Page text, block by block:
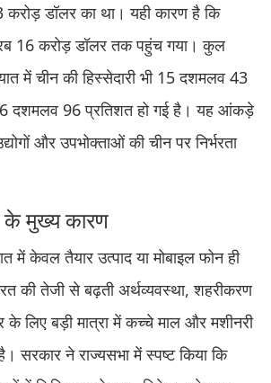
डॉलर का था। यही कारण है कि
16 करोड़ डॉलर तक पहुंच गया। कुल
में चीन की हिस्सेदारी भी 15 दशमलव 43
दशमलव 96 प्रतिशत हो गई है। यह आंकड़े
और उपभोक्ताओं की चीन पर निर्भरता
के मुख्य कारण
में केवल तैयार उत्पाद या मोबाइल फोन ही
की तेजी से बढ़ती अर्थव्यवस्था, शहरीकरण
के लिए बड़ी मात्रा में कच्चे माल और मशीनरी
सरकार ने राज्यसभा में स्पष्ट किया कि